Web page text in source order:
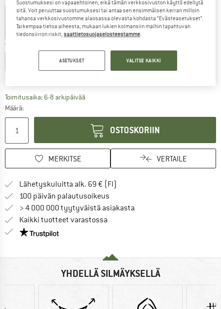
25% 35% 40%
Valitse koko:
M XL XXL
Toimitusaika: 6-8 arkipäivääLinkki avautuu tietokentässä ja sisältää
Määrä:
OSTOSKORIIN
MERKITSE VERTAILE
Lähetyskuluitta alk. 69 € (FI)
100 päivän palautusoikeus
> 4 000 000 tyytyväistä asiakasta
Kaikki tuotteet varastossa
Meillä on Trustpilot -sertifiointi - lue lisää tästä!
YHDELLÄ SILMÄYKSELLÄ
Suostumuksesi on vapaaehtoinen, eikä tämän verkkosivuston käyttö edellytä
sitä. Voit peruuttaa suostumuksesi tai antaa sen ensimmäisen kerran milloin
tahansa verkkosivustomme alaosassa olevasta kohdasta ”Evästeasetukset”.
Tarkempaa tietoa aiheesta, mukaan lukien kolmansiin maihin tapahtuvan
tiedonsiirron riskit,saattietosuojaselosteestamme
ASETUKSET VALITSE KAIKKI